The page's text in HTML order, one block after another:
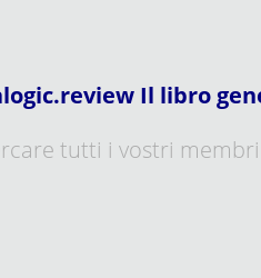
Il libro
tutti i vostri